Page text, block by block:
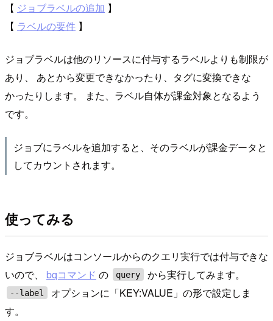
【 ジョブラベルの追加 】
【 ラベルの要件 】
ジョブラベルは他のリソースに付与するラベルよりも制限が
あり、 あとから変更できなかったり、タグに変換できな
かったりします。 また、ラベル自体が課金対象となるよう
です。
ジョブにラベルを追加すると、そのラベルが課金データと
してカウントされます。
使ってみる
ジョブラベルはコンソールからのクエリ実行では付与できな
いので、 bqコマンド の query から実行してみます。
--label
オプションに「KEY:VALUE」の形で設定しま
す。